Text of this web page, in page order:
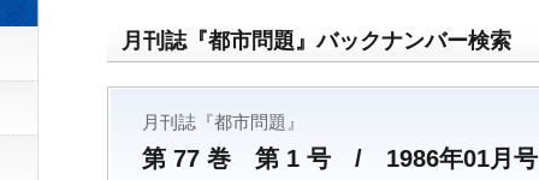
月刊誌『都市問題』バックナンバー検索
月刊誌『都市問題』
第 77 巻 第 1 号 / 1986年01月号